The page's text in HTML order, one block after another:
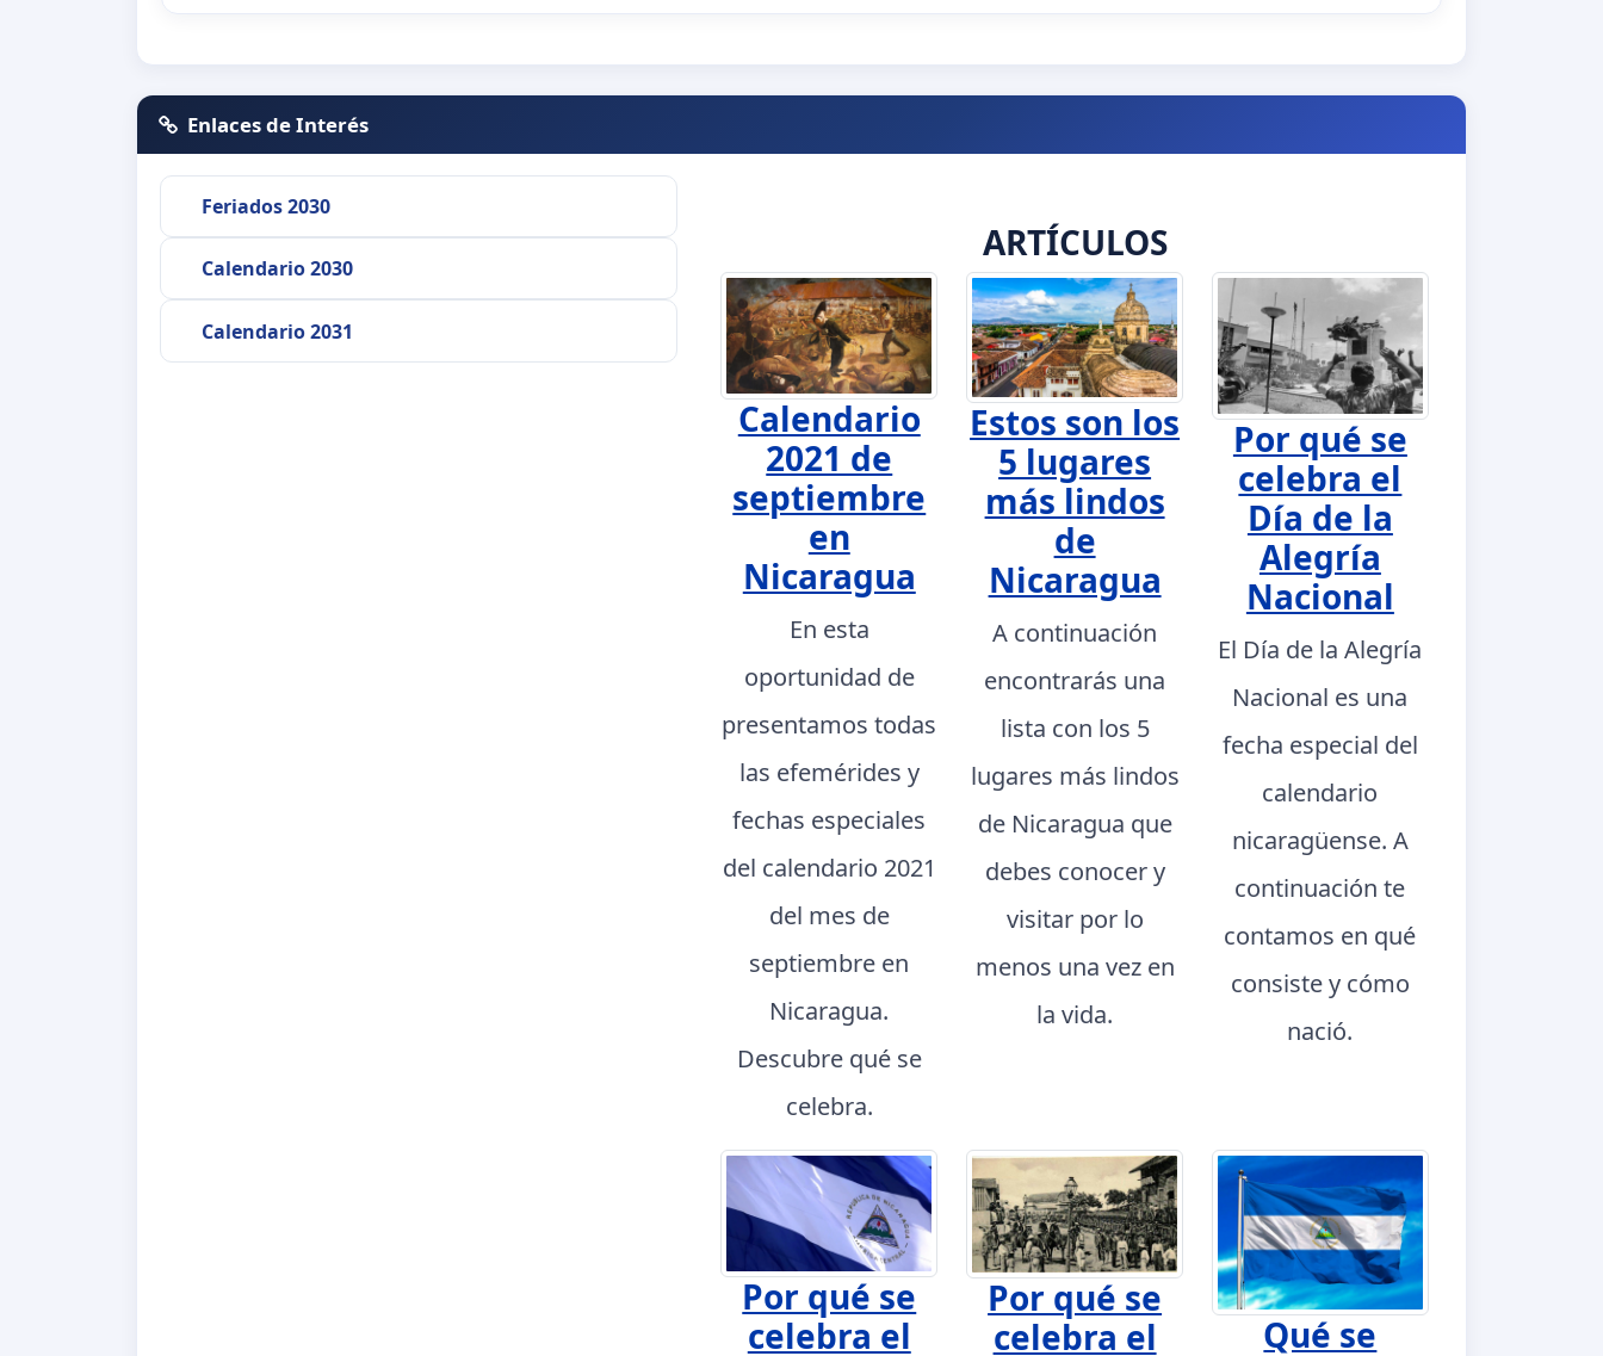
Enlaces de Interés
Feriados 2030
Calendario 2030
Calendario 2031
ARTÍCULOS
Calendario
2021 de
septiembre
en
Nicaragua
En esta
oportunidad de
presentamos todas
las efemérides y
fechas especiales
del calendario 2021
del mes de
septiembre en
Nicaragua.
Descubre qué se
celebra.
Estos son los
5 lugares
más lindos
de
Nicaragua
A continuación
encontrarás una
lista con los 5
lugares más lindos
de Nicaragua que
debes conocer y
visitar por lo
menos una vez en
la vida.
Por qué se
celebra el
Día de la
Alegría
Nacional
El Día de la Alegría
Nacional es una
fecha especial del
calendario
nicaragüense. A
continuación te
contamos en qué
consiste y cómo
nació.
Por qué se
celebra el
Por qué se
celebra el
Qué se